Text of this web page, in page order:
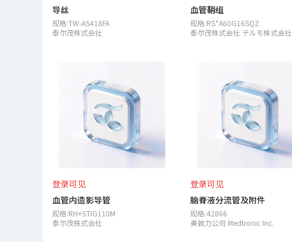
导丝
规格:TW-AS418FA
泰尔茂株式会社
血管鞘组
规格:RS*A60G16SQZ
泰尔茂株式会社 テルモ株式会社
登录可见
血管内造影导管
规格:RH+5TIG110M
泰尔茂株式会社
登录可见
脑脊液分流管及附件
规格:42866
美敦力公司 Medtronic Inc.